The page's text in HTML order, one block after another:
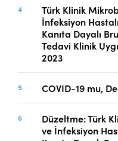
Dizinler
Telif Hakları
İletişim
Türk Klinik
İnfeksiyon
Kanıta Dayalı
Tedavi Klinik
2023
COVID-19 mu,
Düzeltme: Türk
ve İnfeksiyon